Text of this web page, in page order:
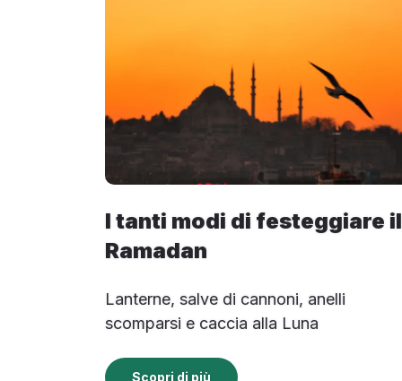
I tanti modi di festeggiare il
Ramadan
Lanterne, salve di cannoni, anelli
scomparsi e caccia alla Luna
Scopri di più